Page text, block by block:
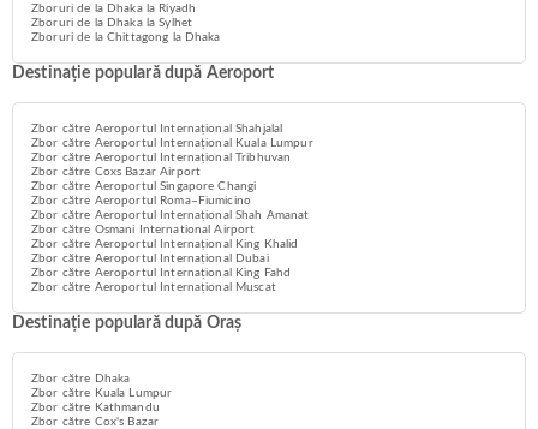
Zboruri de la Dhaka la Riyadh
Zboruri de la Dhaka la Sylhet
Zboruri de la Chittagong la Dhaka
Destinație populară după Aeroport
Zbor către Aeroportul Internațional Shahjalal
Zbor către Aeroportul Internațional Kuala Lumpur
Zbor către Aeroportul Internațional Tribhuvan
Zbor către Coxs Bazar Airport
Zbor către Aeroportul Singapore Changi
Zbor către Aeroportul Roma–Fiumicino
Zbor către Aeroportul Internațional Shah Amanat
Zbor către Osmani International Airport
Zbor către Aeroportul Internațional King Khalid
Zbor către Aeroportul Internațional Dubai
Zbor către Aeroportul Internațional King Fahd
Zbor către Aeroportul Internațional Muscat
Destinație populară după Oraș
Zbor către Dhaka
Zbor către Kuala Lumpur
Zbor către Kathmandu
Zbor către Cox's Bazar